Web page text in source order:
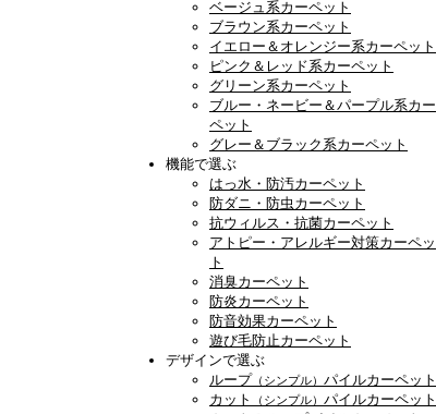
ベージュ系カーペット
ブラウン系カーペット
イエロー＆オレンジー系カーペット
ピンク＆レッド系カーペット
グリーン系カーペット
ブルー・ネービー＆パープル系カー
ペット
グレー＆ブラック系カーペット
機能で選ぶ
はっ水・防汚カーペット
防ダニ・防虫カーペット
抗ウィルス・抗菌カーペット
アトピー・アレルギー対策カーペッ
ト
消臭カーペット
防炎カーペット
防音効果カーペット
遊び毛防止カーペット
デザインで選ぶ
ループ （シンプル） パイルカーペット
カット
（シンプル） パイルカーペット